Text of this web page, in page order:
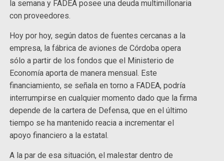
la semana y FADEA posee una deuda multimillonaria
con proveedores.
Hoy por hoy, según datos de fuentes cercanas a la
empresa, la fábrica de aviones de Córdoba opera
sólo a partir de los fondos que el Ministerio de
Economía aporta de manera mensual. Este
financiamiento, se señala en torno a FADEA, podría
interrumpirse en cualquier momento dado que la firma
depende de la cartera de Defensa, que en el último
tiempo se ha mantenido reacia a incrementar el
apoyo financiero a la estatal.
A la par de esa situación, el malestar dentro de